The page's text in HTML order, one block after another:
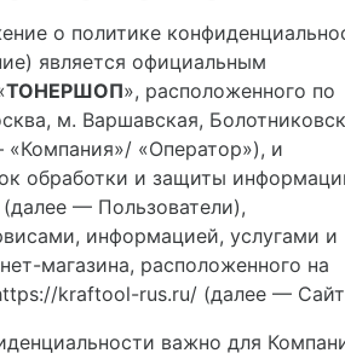
о политике
является официальным
ТОНЕРШОП», расположенного по
м. Варшавская,
«Оператор»), и
обработки и защиты
— Пользователи),
информацией, услугами и
магазина, расположенного на
kraftool-rus.ru/ (далее —
важно для